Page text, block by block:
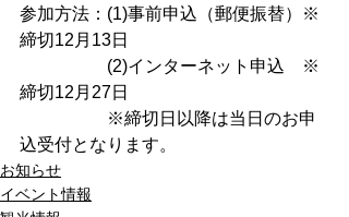
参加方法：(1)事前申込（郵便振替）※
締切12月13日
(2)インターネット申込　※
締切12月27日
※締切日以降は当日のお申
込受付となります。
お知らせ
イベント情報